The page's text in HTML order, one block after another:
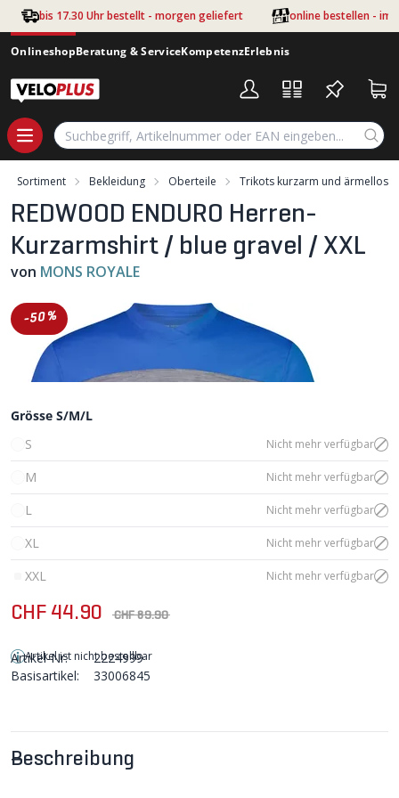
Zum Hauptinhalt springen
bis 17.30 Uhr bestellt - morgen geliefert online bestellen - im
OnlineshopBeratung & ServiceKompetenzErlebnis
Sortiment Bekleidung Oberteile Trikots kurzarm und ärmellos
REDWOOD ENDURO Herren-
Kurzarmshirt / blue gravel / XXL
von MONS ROYALE
-50%
Beschreibung
Grösse S/M/L
S
Nicht mehr verfügbar
M Nicht mehr verfügbar
L Nicht mehr verfügbar
XL Nicht mehr verfügbar
XXL Nicht mehr verfügbar
CHF 44.90 CHF 89.90
Artikel ist nicht bestellbar
Artikel-Nr:
2224999
Basisartikel:
33006845